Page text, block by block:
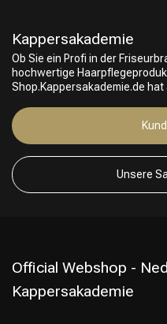
Friseurwahl
Kappersakademie
Ob Sie ein Profi in der
hochwertige
Shop.Kappersakademie.de
Unsere
Official Webshop -
Kappersakademie